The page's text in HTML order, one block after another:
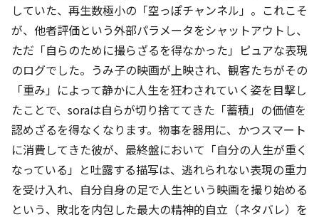
していた、再生数極小の「空っぽチャンネル」。これこそ
が、他者評価という外部パラメータをシャットアウトし、
ただ「自らのために撮らざるを得なかった」ピュアな表現
のログでした。うみ子の映画が上映され、観客たちがその
「重み」によって静かに人生を狂わされていく姿を目撃し
たことで、soraは自らが切り捨ててきた「蓄積」の価値を
認めざるを得なくなります。物事を器用に、かつスマート
に消費してきた彼が、最終盤において「自分の人生が重く
なっている」と吐露する描写は、逃れられない表現の重力
を受け入れ、自分自身の足で人生という映画を撮り始める
という、敗北を内包した最大の精神的自立（ネタバレ）を